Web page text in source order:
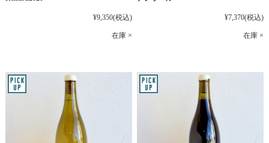
¥9,350(税込)
在庫 ×
¥7,370(税込)
在庫 ×